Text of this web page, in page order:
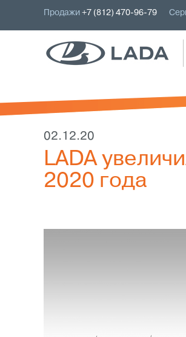
Продажи +7 (812) 470-96-79
02.12.20
LADA
2020 года